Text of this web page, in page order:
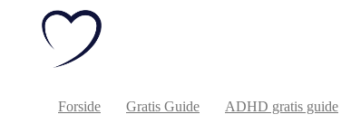
Forside Gratis Guide ADHD gratis guide